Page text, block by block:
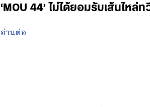
‘MOU 44’ ไม่ได้ยอมรับเส้นไห
อ่านต่อ